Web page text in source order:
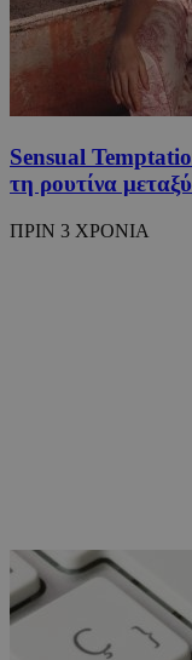
Sensual
τη ρουτίνα
ΠΡΙΝ 3 ΧΡΟΝΙΑ